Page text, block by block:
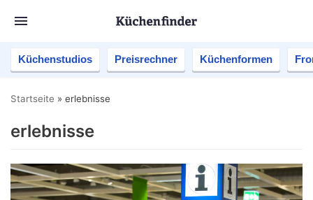
Küchenstudios Preisrechner Küchenformen
Startseite » erlebnisse
erlebnisse